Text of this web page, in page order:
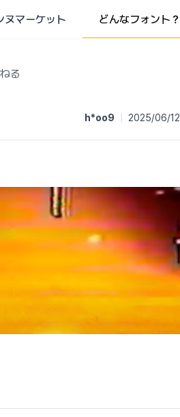
ヌマーケット どんなフォント？
る
h*oo9 2025/06/12